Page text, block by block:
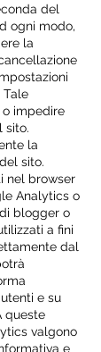
del
ogni modo,
la
Tale
impedire
sito.
la
sito.
nel browser
Analytics o
blogger o
a fini
dal
e su
queste
valgono
e